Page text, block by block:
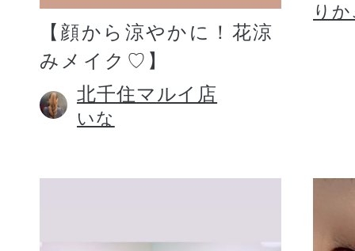
【顔から涼やかに！花涼
みメイク♡】
北千住マルイ店
いな
り